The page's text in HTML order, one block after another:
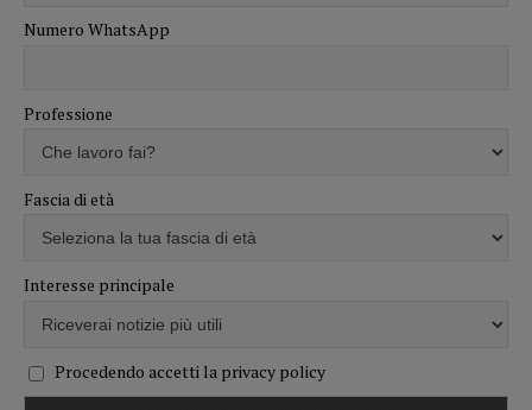
Numero WhatsApp
Professione
Fascia di età
Interesse principale
Procedendo accetti la privacy policy